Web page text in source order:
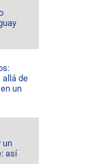
allá de
un
un
así